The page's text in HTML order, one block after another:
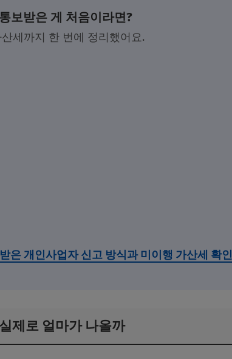
보받은 게 처음이라면?
세까지 한 번에 정리했어요.
은 개인사업자 신고 방식과 미이행 가산세 확인
제로 얼마가 나올까